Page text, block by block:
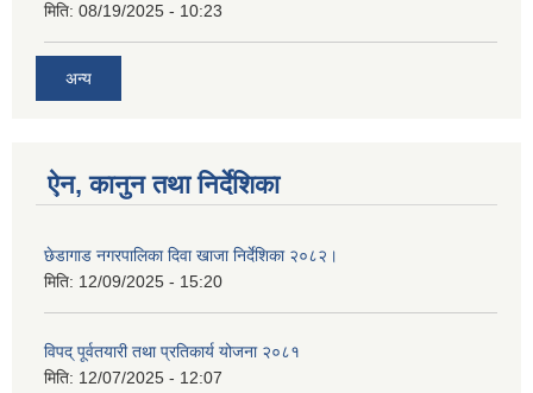
मिति: 08/19/2025 - 10:23
अन्य
ऐन, कानुन तथा निर्देशिका
छेडागाड नगरपालिका दिवा खाजा निर्देशिका २०८२।
मिति: 12/09/2025 - 15:20
विपद् पूर्वतयारी तथा प्रतिकार्य योजना २०८१
मिति: 12/07/2025 - 12:07